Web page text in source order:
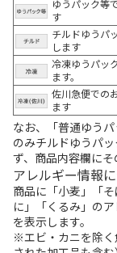
ゆうパック等
す
チルドゆうパ
します
冷凍ゆうパッ
ます。
佐川急便での
ます
なお、「普通ゆう
のみチルドゆうパ
ず、商品内容欄にそ
アレルギー情報
商品に「小麦」「
に」「くるみ」の
を表示します。
※エビ・カニを除